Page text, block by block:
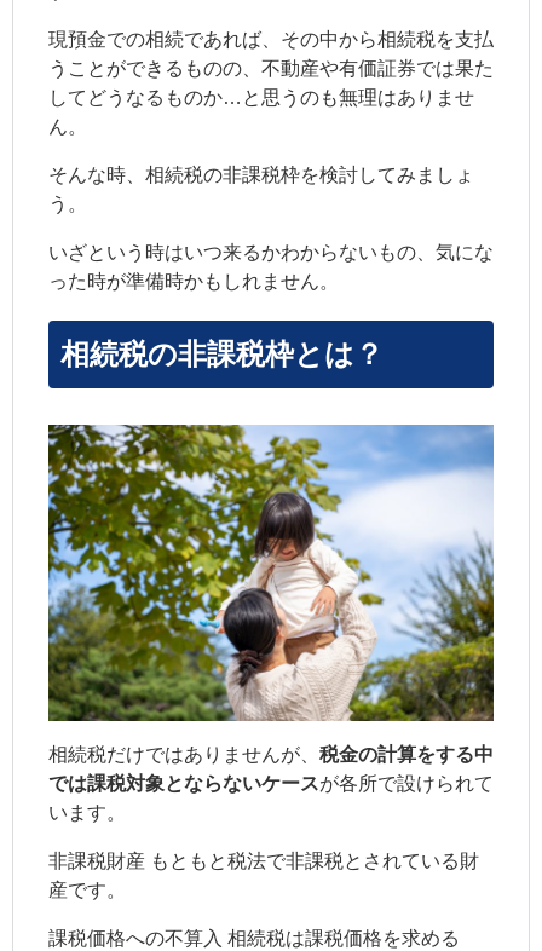
現預金での相続であれば、その中から相続税を支払
うことができるものの、不動産や有価証券では果た
してどうなるものか…と思うのも無理はありませ
ん。
そんな時、相続税の非課税枠を検討してみましょ
う。
いざという時はいつ来るかわからないもの、気にな
った時が準備時かもしれません。
相続税の非課税枠とは？
相続税だけではありませんが、 税金の計算をする中
では課税対象とならないケースが各所で設けられて
います。
非課税財産 もともと税法で非課税とされている財
産です。
課税価格への不算入 相続税は課税価格を求める